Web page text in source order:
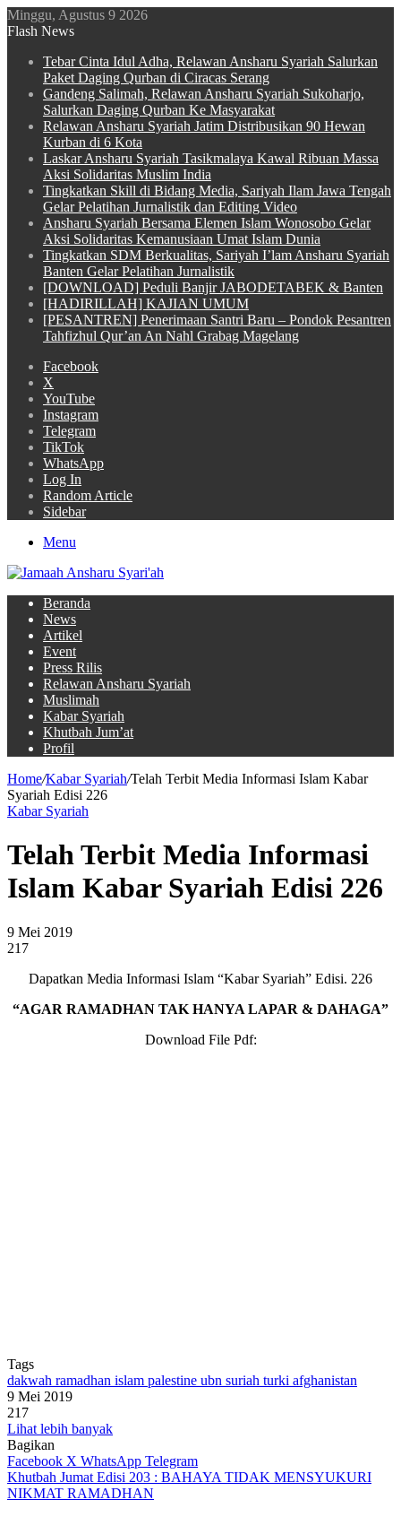
Minggu, Agustus 9 2026
Flash News
Tebar Cinta Idul Adha, Relawan Ansharu Syariah Salurkan
Paket Daging Qurban di Ciracas Serang
Gandeng Salimah, Relawan Ansharu Syariah Sukoharjo,
Salurkan Daging Qurban Ke Masyarakat
Relawan Ansharu Syariah Jatim Distribusikan 90 Hewan
Kurban di 6 Kota
Laskar Ansharu Syariah Tasikmalaya Kawal Ribuan Massa
Aksi Solidaritas Muslim India
Tingkatkan Skill di Bidang Media, Sariyah Ilam Jawa Tengah
Gelar Pelatihan Jurnalistik dan Editing Video
Ansharu Syariah Bersama Elemen Islam Wonosobo Gelar
Aksi Solidaritas Kemanusiaan Umat Islam Dunia
Tingkatkan SDM Berkualitas, Sariyah I’lam Ansharu Syariah
Banten Gelar Pelatihan Jurnalistik
[DOWNLOAD] Peduli Banjir JABODETABEK & Banten
[HADIRILLAH] KAJIAN UMUM
[PESANTREN] Penerimaan Santri Baru – Pondok Pesantren
Tahfizhul Qur’an An Nahl Grabag Magelang
Facebook
X
YouTube
Instagram
Telegram
TikTok
WhatsApp
Log In
Random Article
Sidebar
Menu
Beranda
News
Artikel
Event
Press Rilis
Relawan Ansharu Syariah
Muslimah
Kabar Syariah
Khutbah Jum’at
Profil
Home/Kabar Syariah/Telah Terbit Media Informasi Islam Kabar
Syariah Edisi 226
Kabar Syariah
Telah Terbit Media Informasi
Islam Kabar Syariah Edisi 226
9 Mei 2019
217
Dapatkan Media Informasi Islam “Kabar Syariah” Edisi. 226
“AGAR RAMADHAN TAK HANYA LAPAR & DAHAGA”
Download File Pdf:
Tags
dakwah ramadhan islam palestine ubn suriah turki afghanistan
9 Mei 2019
217
Lihat lebih banyak
Bagikan
Facebook X WhatsApp Telegram
Khutbah Jumat Edisi 203 : BAHAYA TIDAK MENSYUKURI
NIKMAT RAMADHAN